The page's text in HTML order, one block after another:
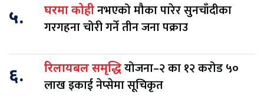
५. घरमा कोहीनभएको मौका पारेर सुनचाँदीका
गरगहना चोरी गर्ने तीन जना पक्राउ
६. रिलायबल समृद्धियोजना–२ का १२ करोड ५०
लाख इकाई नेप्सेमा सूचिकृत